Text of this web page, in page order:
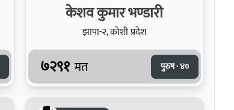
केशव कुमार भण्डारी
झापा-२, कोशी प्रदेश
७२९१ मत पुरुष · ४०